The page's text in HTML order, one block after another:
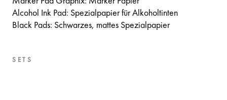
Alcohol Ink Pad: Spezialpapier für Alkoholtinten
Black Pads: Schwarzes, mattes Spezialpapier
SETS